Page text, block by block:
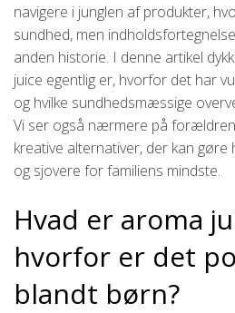
navigere i junglen af produkter,
sundhed, men
anden historie. I denne artikel
juice egentlig er, hvorfor det har
og hvilke sundhedsmæssige
Vi ser også nærmere på
kreative alternativer, der kan
og sjovere for familiens mindste.
Hvad er aroma
hvorfor er det
blandt børn?